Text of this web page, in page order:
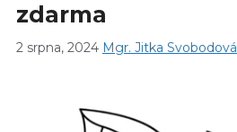
zdarma
2 srpna, 2024 Mgr. Jitka Svobodová